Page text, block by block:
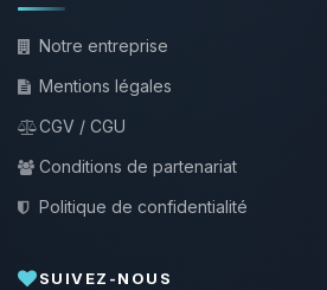
Notre entreprise
Mentions légales
CGV / CGU
Conditions de partenariat
Politique de confidentialité
SUIVEZ-NOUS